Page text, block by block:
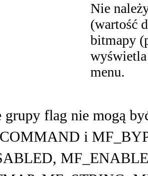
Nie
(wartość
bitmapy
wyświetla
menu.
grupy flag nie mogą
i